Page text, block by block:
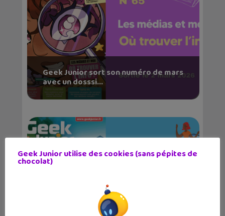
Geek Junior sort son numéro de mars
avec un dosssi...
Geek Junior utilise des cookies (sans pépites de
chocolat)